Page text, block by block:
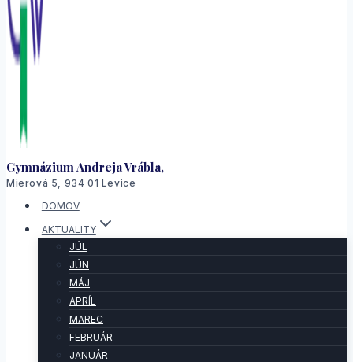
Gymnázium Andreja Vrábla,
Mierová 5, 934 01 Levice
DOMOV
AKTUALITY
JÚL
JÚN
MÁJ
APRÍL
MAREC
FEBRUÁR
JANUÁR